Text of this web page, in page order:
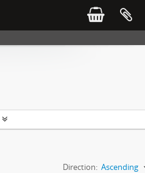
Direction: Ascending